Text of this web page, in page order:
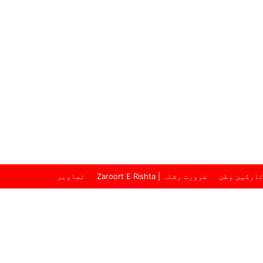
تارکین وطن ضرورت رشتہ | Zaroort E Rishta تصاویر